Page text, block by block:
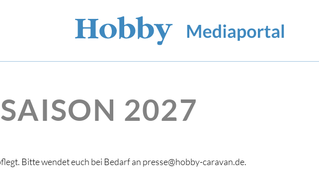
2027
Bitte wendet euch bei Bedarf an presse@hobby-caravan.de.